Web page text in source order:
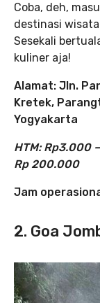
Coba, deh,
destinasi
Sesekali
kuliner aja!
Alamat: Jln.
Kretek,
Yogyakarta
HTM: Rp3.000
Rp 200.000
Jam
2. Goa